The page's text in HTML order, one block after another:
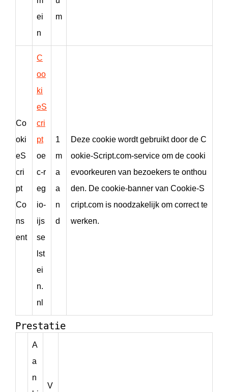
ei
n
m
Co
oki
eS
cri
pt
Co
ns
ent
C
oo
ki
eS
cri
pt
oe
c-r
eg
io-
ijs
se
lst
ei
n.
nl
1
m
a
a
n
d
Deze cookie wordt gebruikt door de C
ookie-Script.com-service om de cooki
evoorkeuren van bezoekers te onthou
den. De cookie-banner van Cookie-S
cript.com is noodzakelijk om correct te
werken.
Prestatie
A
a
n
V